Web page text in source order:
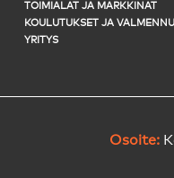
TOIMIALAT JA MARKKINAT
KOULUTUKSET JA
YRITYS
Osoite: